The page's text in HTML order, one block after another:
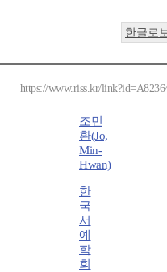
한글로
https://www.riss.kr/
조민
환(Jo,
Min-
Hwan)
한
국
서
예
학
회